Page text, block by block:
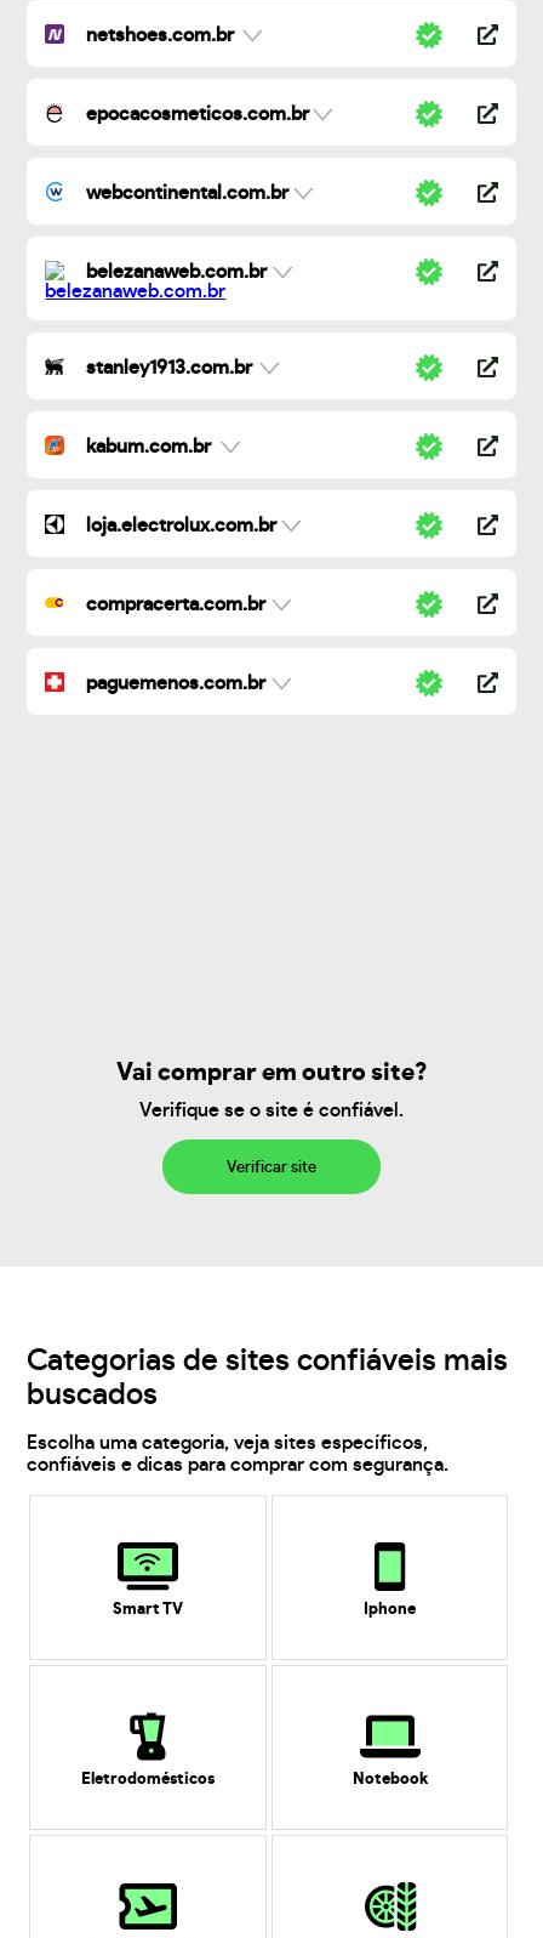
netshoes.com.br
epocacosmeticos.com.br
webcontinental.com.br
belezanaweb.com.br
stanley1913.com.br
kabum.com.br
loja.electrolux.com.br
compracerta.com.br
paguemenos.com.br
Vai comprar em outro site?
Verifique se o site é confiável.
Verificar site
Categorias de sites confiáveis mais
buscados
Escolha uma categoria, veja sites específicos,
confiáveis e dicas para comprar com segurança.
Smart TV Iphone
Eletrodomésticos Notebook